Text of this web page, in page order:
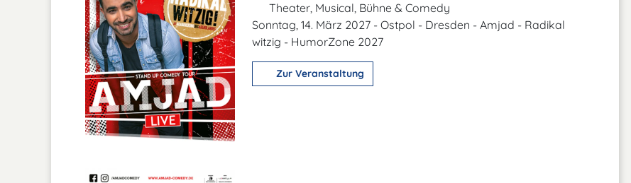
Theater, Musical, Bühne & Comedy
Sonntag, 14. März 2027 - Ostpol - Dresden - Amjad - Radikal
witzig - HumorZone 2027
Zur Veranstaltung